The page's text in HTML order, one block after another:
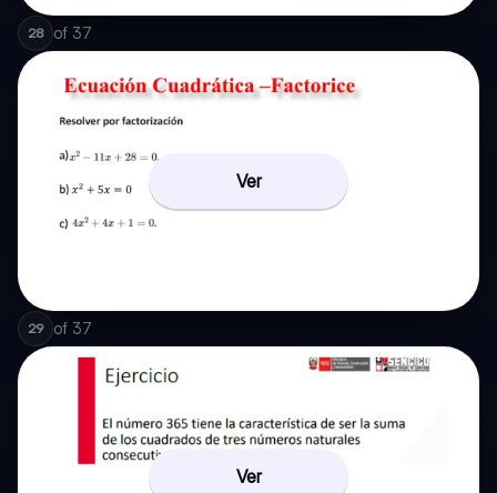
28 of 37
Ver
29 of 37
Ver